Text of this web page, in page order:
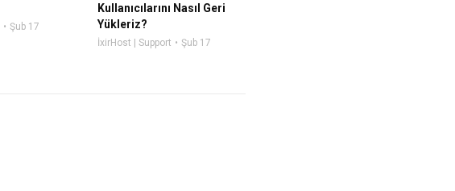
Şub 17
Kullanıcılarını Nasıl Geri
Yükleriz?
İxirHost | Support Şub 17